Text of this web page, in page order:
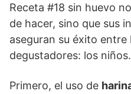
Receta #18 sin huevo
de hacer, sino que sus
aseguran su éxito entre
degustadores: los niños.
Primero, el uso de